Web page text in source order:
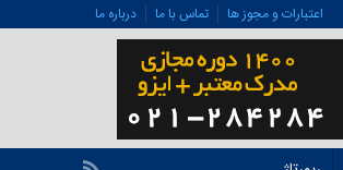
اعتبارات و مجوز ها تماس با ما درباره ما